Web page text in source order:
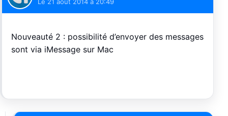
Nouveauté 2 : possibilité d’envoyer des messages
sont via iMessage sur Mac